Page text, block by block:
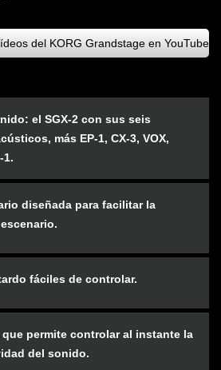
del KORG Grandstage en YouTube
el SGX-2 con sus seis
más EP-1, CX-3, VOX,
1.
diseñada para facilitar la
fáciles de controlar.
que permite controlar al instante la
del sonido.